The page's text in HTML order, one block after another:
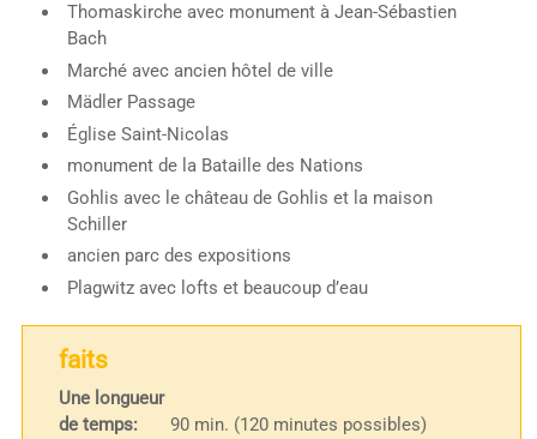
Thomaskirche avec monument à Jean-Sébastien
Bach
Marché avec ancien hôtel de ville
Mädler Passage
Église Saint-Nicolas
monument de la Bataille des Nations
Gohlis avec le château de Gohlis et la maison
Schiller
ancien parc des expositions
Plagwitz avec lofts et beaucoup d’eau
faits
Une longueur
de temps:
90 min. (120 minutes possibles)